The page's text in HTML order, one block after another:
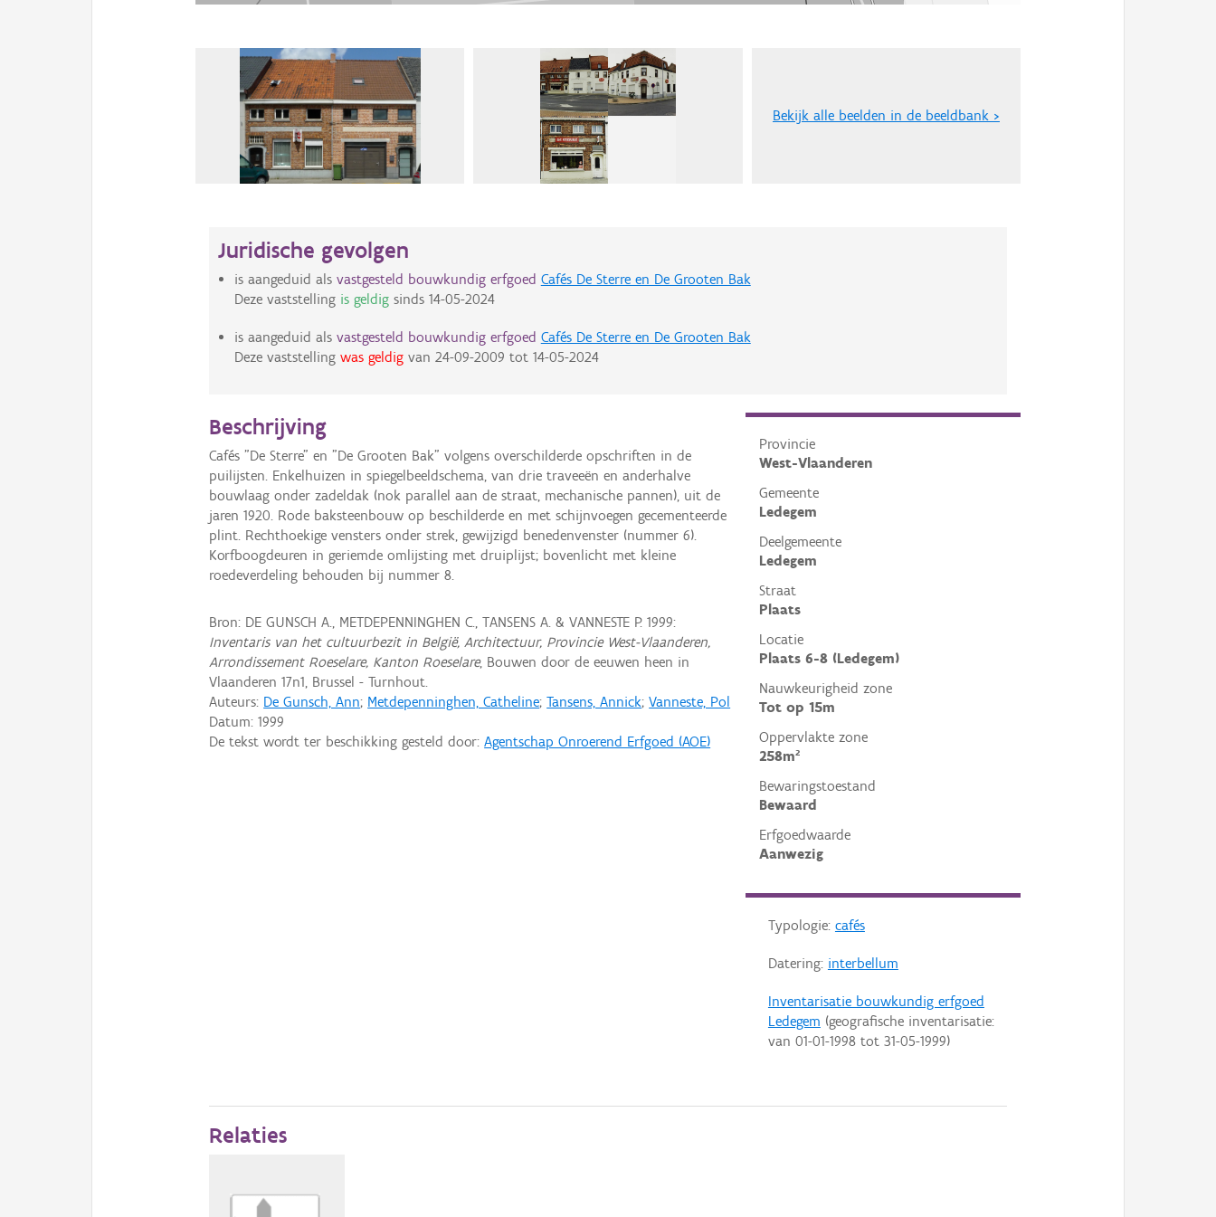
Bekijk alle beelden in de beeldbank >
Juridische gevolgen
is aangeduid als vastgesteld bouwkundig erfgoed Cafés De Sterre en De Grooten Bak
Deze vaststelling is geldigsinds 14-05-2024
is aangeduid als vastgesteld bouwkundig erfgoed Cafés De Sterre en De Grooten Bak
Deze vaststelling was geldigvan 24-09-2009 tot 14-05-2024
Provincie
West-Vlaanderen
Gemeente
Ledegem
Deelgemeente
Ledegem
Straat
Plaats
Locatie
Plaats 6-8 (Ledegem)
Nauwkeurigheid zone
Tot op 15m
Oppervlakte zone
258m²
Bewaringstoestand
Bewaard
Erfgoedwaarde
Aanwezig
Typologie: cafés
Datering: interbellum
Inventarisatie bouwkundig erfgoed
Ledegem (geografische inventarisatie:
van 01-01-1998tot 31-05-1999)
Beschrijving
Cafés "De Sterre" en "De Grooten Bak" volgens overschilderde opschriften in de
puilijsten. Enkelhuizen in spiegelbeeldschema, van drie traveeën en anderhalve
bouwlaag onder zadeldak (nok parallel aan de straat, mechanische pannen), uit de
jaren 1920. Rode baksteenbouw op beschilderde en met schijnvoegen gecementeerde
plint. Rechthoekige vensters onder strek, gewijzigd benedenvenster (nummer 6).
Korfboogdeuren in geriemde omlijsting met druiplijst; bovenlicht met kleine
roedeverdeling behouden bij nummer 8.
Bron: DE GUNSCH A., METDEPENNINGHEN C., TANSENS A. & VANNESTE P. 1999:
Inventaris van het cultuurbezit in België, Architectuur, Provincie West-Vlaanderen,
Arrondissement Roeselare, Kanton Roeselare, Bouwen door de eeuwen heen in
Vlaanderen 17n1, Brussel - Turnhout.
Auteurs: De Gunsch, Ann; Metdepenninghen, Catheline;Tansens, Annick;Vanneste, Pol
Datum:1999
De tekst wordt ter beschikking gesteld door:Agentschap Onroerend Erfgoed (AOE)
Relaties